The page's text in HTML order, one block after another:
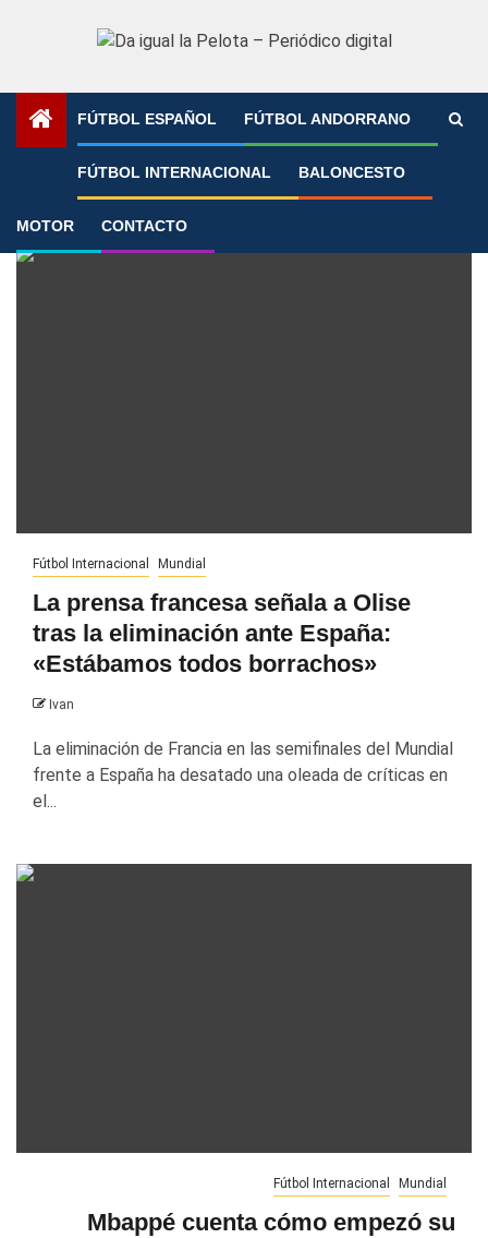
FÚTBOL ESPAÑOL FÚTBOL ANDORRANO
FÚTBOL INTERNACIONAL BALONCESTO
MOTOR CONTACTO
»
Kylian Mbappé
Fútbol Internacional Mundial
La prensa francesa señala a Olise
tras la eliminación ante España:
«Estábamos todos borrachos»
Ivan
La eliminación de Francia en las semifinales del Mundial
frente a España ha desatado una oleada de críticas en
el...
Fútbol Internacional Mundial
Mbappé cuenta cómo empezó su